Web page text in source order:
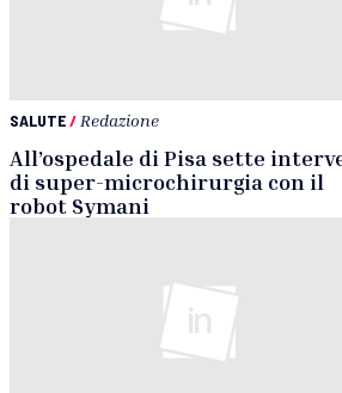
SALUTE/ Redazione
All’ospedale di Pisa sette
di super-microchirurgia con il
robot Symani